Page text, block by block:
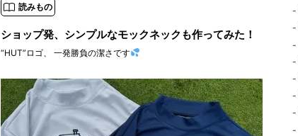
読みもの
ショップ発、シンプルなモックネックも作ってみた！
“HUT”ロゴ、 一発勝負の潔さです
-
-
-
-
-
-
-
-